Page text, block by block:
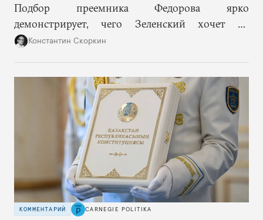
Подбор преемника Федорова ярко
демонстрирует, чего Зеленский хочет от
высшего военного руководства: продолжить
Константин Скоркин
КОММЕНТАРИЙ CARNEGIE POLITIKA